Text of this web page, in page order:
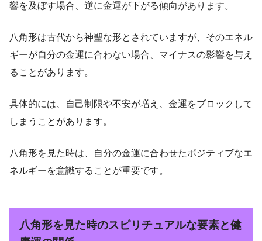
響を及ぼす場合、逆に金運が下がる傾向があります。
八角形は古代から神聖な形とされていますが、そのエネル
ギーが自分の金運に合わない場合、マイナスの影響を与え
ることがあります。
具体的には、自己制限や不安が増え、金運をブロックして
しまうことがあります。
八角形を見た時は、自分の金運に合わせたポジティブなエ
ネルギーを意識することが重要です。
八角形を見た時のスピリチュアルな要素と健